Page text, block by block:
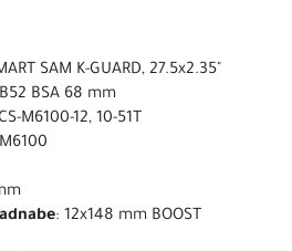
SAM K-GUARD, 27.5x2.35"
BSA 68 mm
M6100-12, 10-51T
: 12x148 mm BOOST